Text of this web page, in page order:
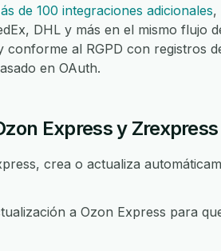
de 100 integraciones adicionales,
DHL y más en el mismo flujo
al RGPD con registros
en OAuth.
Express y Zrexpress
crea o actualiza
a Ozon Express para